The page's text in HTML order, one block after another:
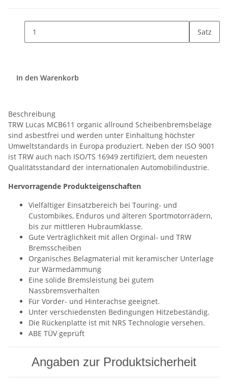
Satz
In den Warenkorb
Beschreibung
TRW Lucas MCB611 organic allround Scheibenbremsbeläge
sind asbestfrei und werden unter Einhaltung höchster
Umweltstandards in Europa produziert. Neben der ISO 9001
ist TRW auch nach ISO/TS 16949 zertifiziert, dem neuesten
Qualitätsstandard der internationalen Automobilindustrie.
Hervorragende Produkteigenschaften
Vielfältiger Einsatzbereich bei Touring- und
Custombikes, Enduros und älteren Sportmotorrädern,
bis zur mittleren Hubraumklasse.
Gute Verträglichkeit mit allen Orginal- und TRW
Bremsscheiben
Organisches Belagmaterial mit keramischer Unterlage
zur Wärmedämmung
Eine solide Bremsleistung bei gutem
Nassbremsverhalten
Für Vorder- und Hinterachse geeignet.
Unter verschiedensten Bedingungen Hitzebeständig.
Die Rückenplatte ist mit NRS Technologie versehen.
ABE TÜV geprüft
Angaben zur Produktsicherheit